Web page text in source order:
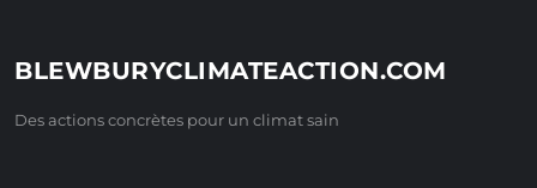
BLEWBURYCLIMATEACTION.COM
Des actions concrètes pour un climat sain